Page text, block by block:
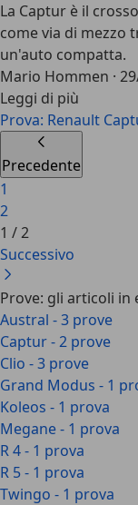
La Captur è il
come via di mezzo
un'auto compatta.
Mario Hommen ·
Leggi di più
Prova: Renault
Precedente
1
2
1 /2
Successivo
Prove: gli articoli in
Austral - 3 prove
Captur - 2 prove
Clio - 3 prove
Grand Modus - 1
Koleos - 1 prova
Megane - 1 prova
R 4 - 1 prova
R 5 - 1 prova
Twingo - 1 prova